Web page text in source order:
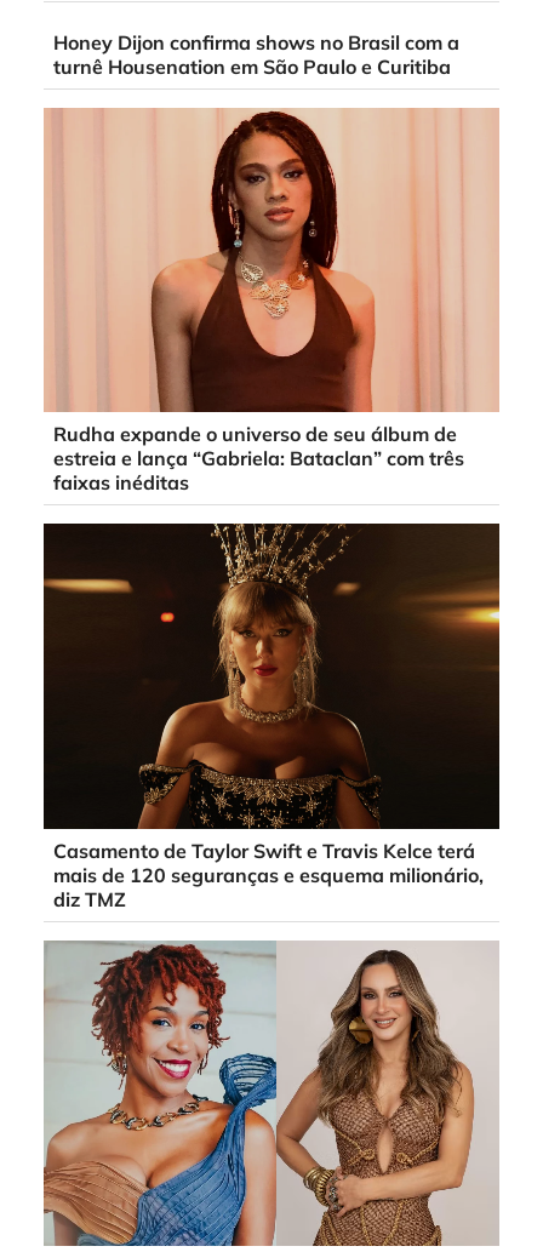
Honey Dijon confirma shows no Brasil com a
turnê Housenation em São Paulo e Curitiba
Rudha expande o universo de seu álbum de
estreia e lança “Gabriela: Bataclan” com três
faixas inéditas
Casamento de Taylor Swift e Travis Kelce terá
mais de 120 seguranças e esquema milionário,
diz TMZ